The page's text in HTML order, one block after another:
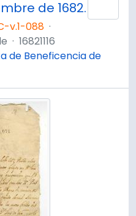
de 1682.
v.1-088 ·
· 16821116
de Beneficencia de